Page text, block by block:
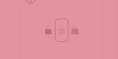
Black Bone Logo
Latte Logo/